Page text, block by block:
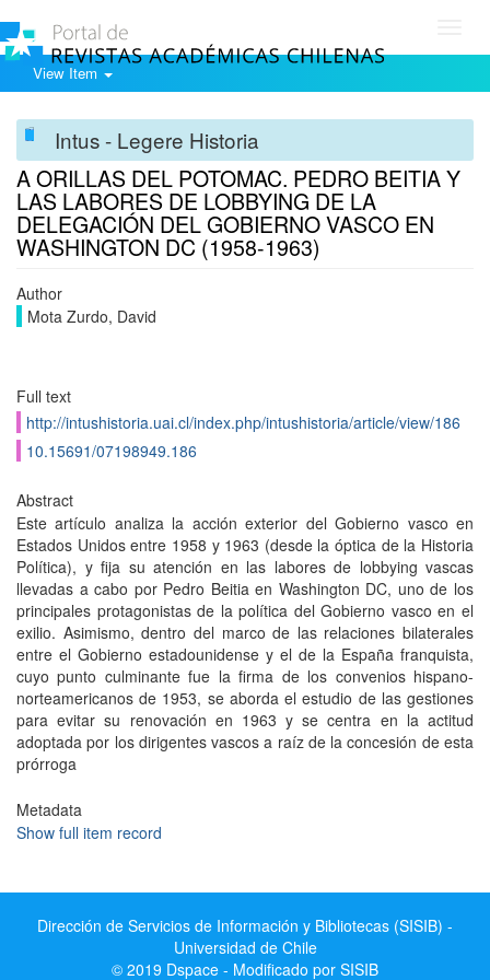
View Item
Intus - Legere Historia
A ORILLAS DEL POTOMAC. PEDRO BEITIA Y
LAS LABORES DE LOBBYING DE LA
DELEGACIÓN DEL GOBIERNO VASCO EN
WASHINGTON DC (1958-1963)
Author
Mota Zurdo, David
Full text
http://intushistoria.uai.cl/index.php/intushistoria/article/view/186
10.15691/07198949.186
Abstract
Este artículo analiza la acción exterior del Gobierno vasco en
Estados Unidos entre 1958 y 1963 (desde la óptica de la Historia
Política), y fija su atención en las labores de lobbying vascas
llevadas a cabo por Pedro Beitia en Washington DC, uno de los
principales protagonistas de la política del Gobierno vasco en el
exilio. Asimismo, dentro del marco de las relaciones bilaterales
entre el Gobierno estadounidense y el de la España franquista,
cuyo punto culminante fue la firma de los convenios hispano-
norteamericanos de 1953, se aborda el estudio de las gestiones
para evitar su renovación en 1963 y se centra en la actitud
adoptada por los dirigentes vascos a raíz de la concesión de esta
prórroga
Metadata
Show full item record
Dirección de Servicios de Información y Bibliotecas (SISIB) -
Universidad de Chile
© 2019 Dspace - Modificado por SISIB